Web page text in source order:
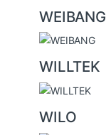
WEIBANG
WILLTEK
WILO